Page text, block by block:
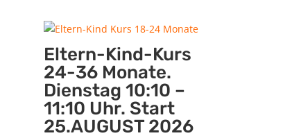
Eltern-Kind-Kurs
24-36 Monate.
Dienstag 10:10 –
11:10 Uhr. Start
25.AUGUST 2026